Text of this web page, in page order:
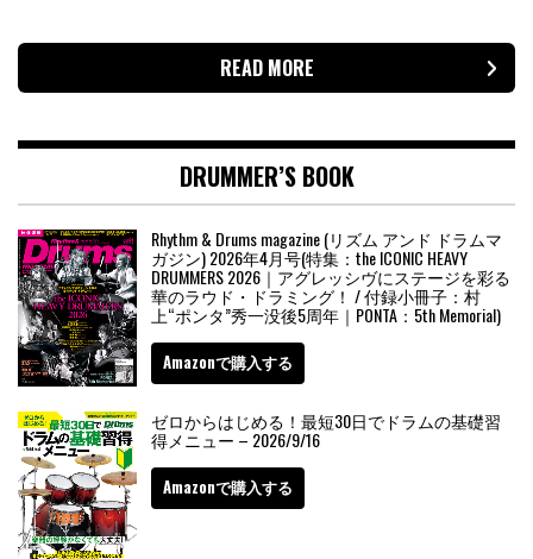
READ MORE
DRUMMER’S BOOK
Rhythm & Drums magazine (リズム アンド ドラムマ
ガジン) 2026年4月号(特集：the ICONIC HEAVY
DRUMMERS 2026｜アグレッシヴにステージを彩る
華のラウド・ドラミング！ / 付録小冊子：村
上“ポンタ”秀一没後5周年｜PONTA：5th Memorial)
Amazonで購入する
ゼロからはじめる！最短30日でドラムの基礎習
得メニュー – 2026/9/16
Amazonで購入する